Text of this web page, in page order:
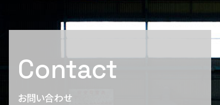
Contact
お問い合わせ